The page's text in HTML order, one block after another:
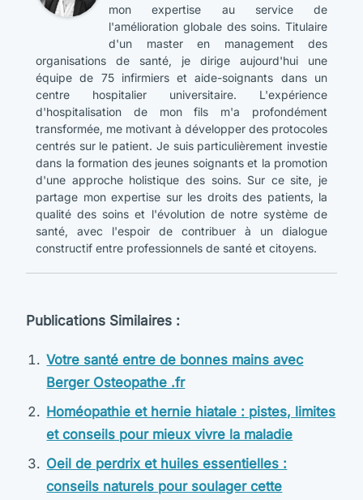
mon expertise au service de
l'amélioration globale des soins. Titulaire
d'un master en management des
organisations de santé, je dirige aujourd'hui une
équipe de 75 infirmiers et aide-soignants dans un
centre hospitalier universitaire. L'expérience
d'hospitalisation de mon fils m'a profondément
transformée, me motivant à développer des protocoles
centrés sur le patient. Je suis particulièrement investie
dans la formation des jeunes soignants et la promotion
d'une approche holistique des soins. Sur ce site, je
partage mon expertise sur les droits des patients, la
qualité des soins et l'évolution de notre système de
santé, avec l'espoir de contribuer à un dialogue
constructif entre professionnels de santé et citoyens.
Publications Similaires :
Votre santé entre de bonnes mains avec
Berger Osteopathe .fr
Homéopathie et hernie hiatale : pistes, limites
et conseils pour mieux vivre la maladie
Oeil de perdrix et huiles essentielles :
conseils naturels pour soulager cette